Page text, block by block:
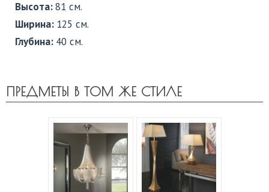
Высота:81 см.
Ширина: 125 см.
Глубина: 40 см.
ПРЕДМЕТЫ В ТОМ ЖЕ СТИЛЕ